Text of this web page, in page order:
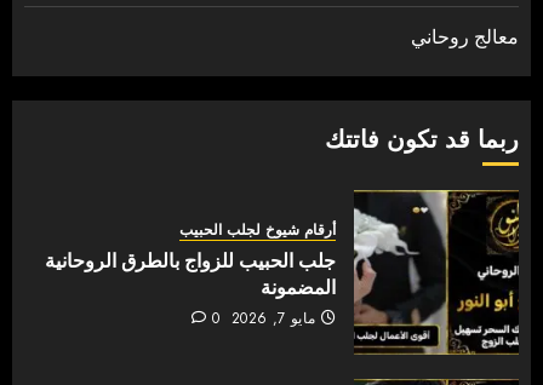
معالج روحاني
ربما قد تكون فاتتك
أرقام شيوخ لجلب الحبيب
جلب الحبيب للزواج بالطرق الروحانية
المضمونة
مايو 7, 2026 0